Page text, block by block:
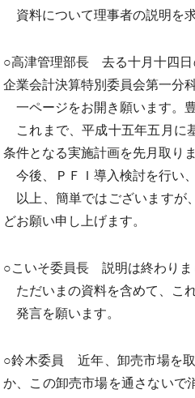
資料について理事者の説明を求
○高津管理部長 去る十月十四日
企業会計決算特別委員会第一分
一ページをお開き願います。
これまで、平成十五年五月に
条件となる実施計画を先月取り
今後、ＰＦＩ導入検討を行い
以上、簡単ではございますが
どお願い申し上げます。
○こいそ委員長 説明は終わりま
ただいまの資料を含めて、こ
発言を願います。
○鈴木委員 近年、卸売市場を
か、この卸売市場を通さないで